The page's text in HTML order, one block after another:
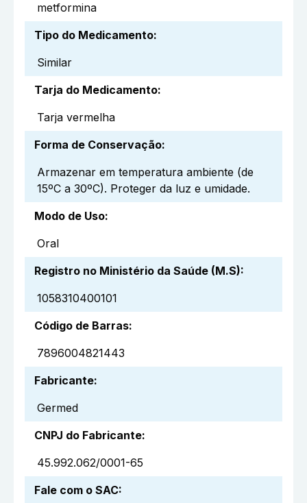
metformina
Tipo do Medicamento:
Similar
Tarja do Medicamento:
Tarja vermelha
Forma de Conservação:
Armazenar em temperatura ambiente (de
15ºC a 30ºC). Proteger da luz e umidade.
Modo de Uso:
Oral
Registro no Ministério da Saúde (M.S):
1058310400101
Código de Barras:
7896004821443
Fabricante:
Germed
CNPJ do Fabricante:
45.992.062/0001-65
Fale com o SAC: